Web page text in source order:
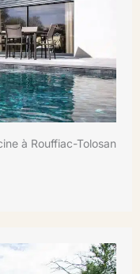
à Rouffiac-Tolosan